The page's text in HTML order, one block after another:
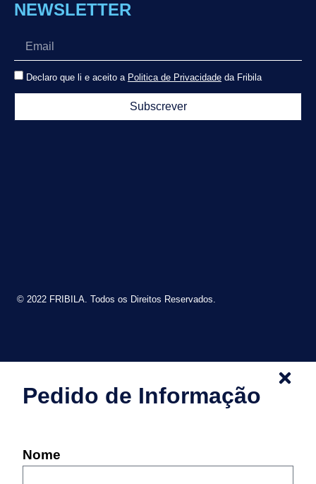
NEWSLETTER
Declaro que li e aceito a Politica de Privacidade da Fribila
Subscrever
© 2022 FRIBILA. Todos os Direitos Reservados.
Pedido de Informação
Nome